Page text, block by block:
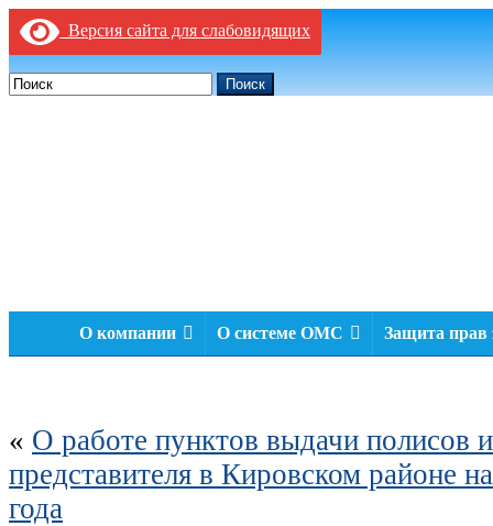
Версия сайта для слабовидящих
Поиск
О компании О системе ОМС Защита прав
« О работе пунктов выдачи полисов
представителя в Кировском районе
года